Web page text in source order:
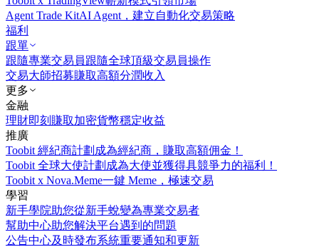
Agent Trade KitAI Agent，建立自動化交易策略
福利
跟單
跟隨專業交易員跟隨全球頂級交易員操作
交易大師招募賺取高額分潤收入
更多
金融
理財即刻賺取加密貨幣穩定收益
推廣
Toobit 經紀商計劃 成為經紀商，賺取高額佣金！
Toobit 全球大使計劃 成為大使並獲得具競爭力的福利！
Toobit x Nova.Meme一鍵 Meme，極速交易
學習
新手學院助您從新手蛻變為專業交易者
幫助中心助您解決平台遇到的問題
公告中心及時發布系統重要通知和更新